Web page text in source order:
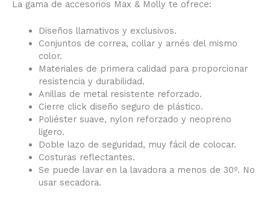
La gama de accesorios Max & Molly te ofrece:
Diseños llamativos y exclusivos.
Conjuntos de correa, collar y arnés del mismo
color.
Materiales de primera calidad para proporcionar
resistencia y durabilidad.
Anillas de metal resistente reforzado.
Cierre click diseño seguro de plástico.
Poliéster suave, nylon reforzado y neopreno
ligero.
Doble lazo de seguridad, muy fácil de colocar.
Costuras reflectantes.
Se puede lavar en la lavadora a menos de 30º. No
usar secadora.